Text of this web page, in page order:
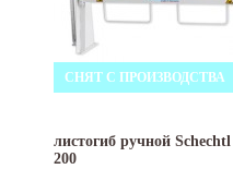
СНЯТ С ПРОИЗВОДСТВА
листогиб ручной
200